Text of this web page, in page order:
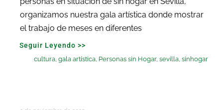
organizamos nuestra gala artística donde mostrar
el trabajo de meses en diferentes
Seguir Leyendo >>
cultura,gala artística, Personas sin Hogar,sevilla,sinhogar